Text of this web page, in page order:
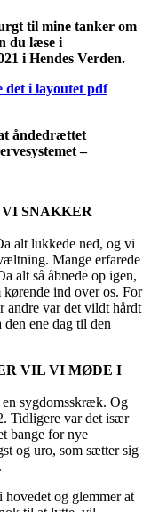
til mine tanker om
du læse i
i Hendes Verden.
det i layoutet pdf
åndedrættet
–
VI SNAKKER
alt lukkede ned, og vi
Mange erfarede
alt så åbnede op igen,
ind over os. For
andre var det vildt hårdt
ene dag til den
VIL VI MØDE I
sygdomsskræk. Og
Tidligere var det især
bange for nye
og uro, som sætter sig
og glemmer at